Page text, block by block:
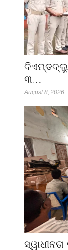
୩…
August 8, 2026